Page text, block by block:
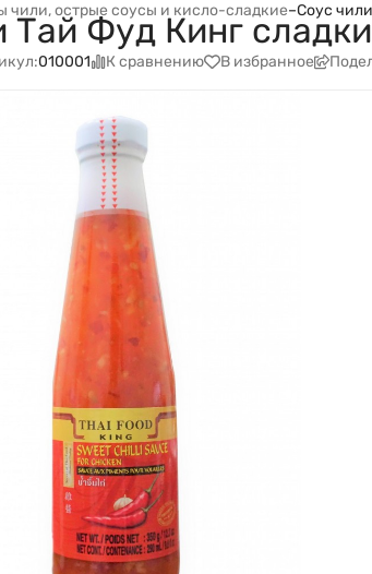
чили, острые соусы и кисло-сладкие–Соус
Тай Фуд Кинг
010001 К сравнению В избранное